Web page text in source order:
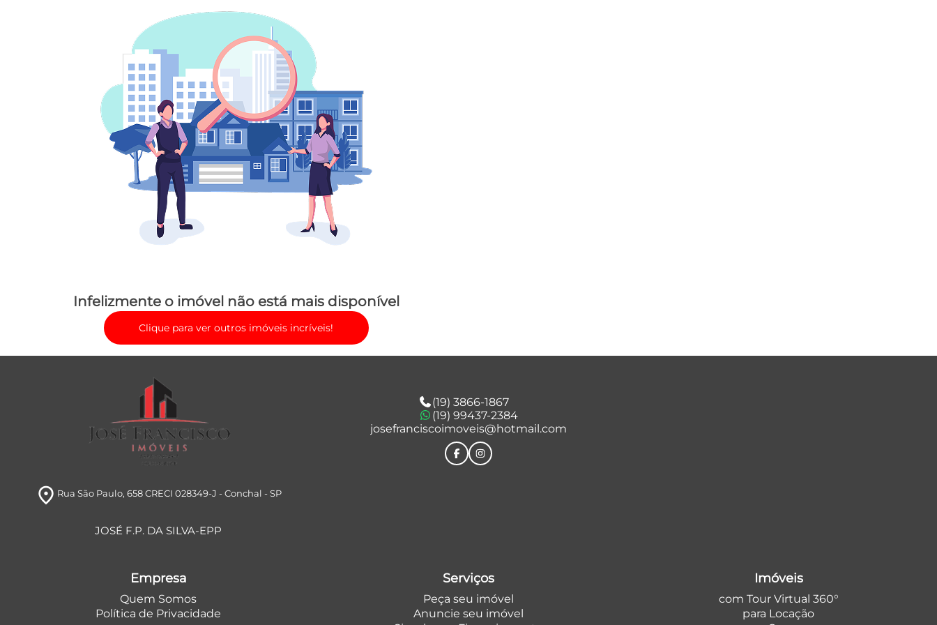
Infelizmente o imóvel não está mais disponível
Clique para ver outros imóveis incríveis!
room Rua São Paulo, 658 CRECI 028349-J- Conchal - SP
JOSÉ F.P. DA SILVA-EPP
(19) 3866-1867
(19) 99437-2384
josefranciscoimoveis@hotmail.com
Empresa
Quem Somos
Política de Privacidade
Serviços
Peça seu imóvel
Anuncie seu imóvel
Imóveis
com Tour Virtual 360°
para Locação